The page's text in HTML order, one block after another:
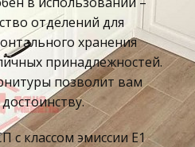
отделений для
хранения
принадлежностей.
позволит вам
с классом эмиссии Е1